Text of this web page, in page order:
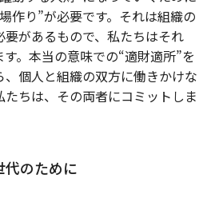
作り”が必要です。それは組織の
があるもので、私たちはそれ
。本当の意味での“適財適所”を
個人と組織の双方に働きかけな
ちは、その両者にコミットしま
のために